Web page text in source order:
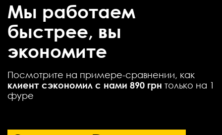
Мы работаем
быстрее, вы
экономите
Посмотрите на примере-сравнении, как
клиент сэкономил с нами 890 грн только на 1
фуре